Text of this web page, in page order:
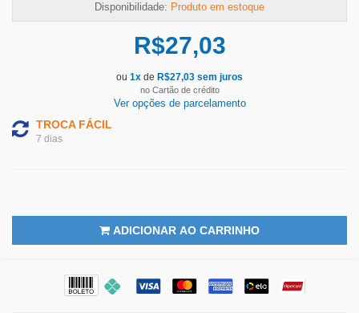
Disponibilidade: Produto em estoque
R$27,03
ou 1x de R$27,03 sem juros
no Cartão de crédito
Ver opções de parcelamento
TROCA FÁCIL
7 dias
ADICIONAR AO CARRINHO